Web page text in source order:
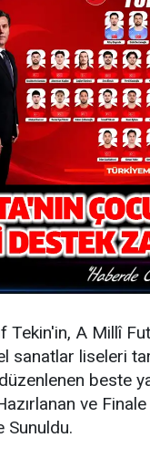
Tekin'in, A Millî
sanatlar liseleri
beste
ve
Sunuldu.